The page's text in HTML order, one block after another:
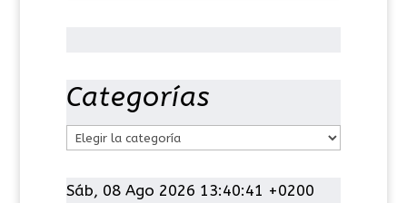
Categorías
t
Sáb, 08 Ago 2026 13:40:42 +0200